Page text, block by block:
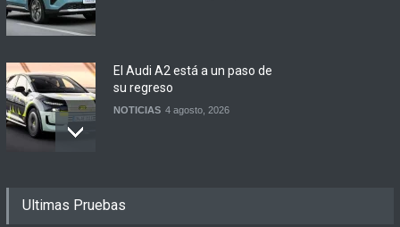
El Audi A2 está a un paso de
su regreso
NOTICIAS 4 agosto, 2026
ciudades anunciaron el
Ultimas Pruebas